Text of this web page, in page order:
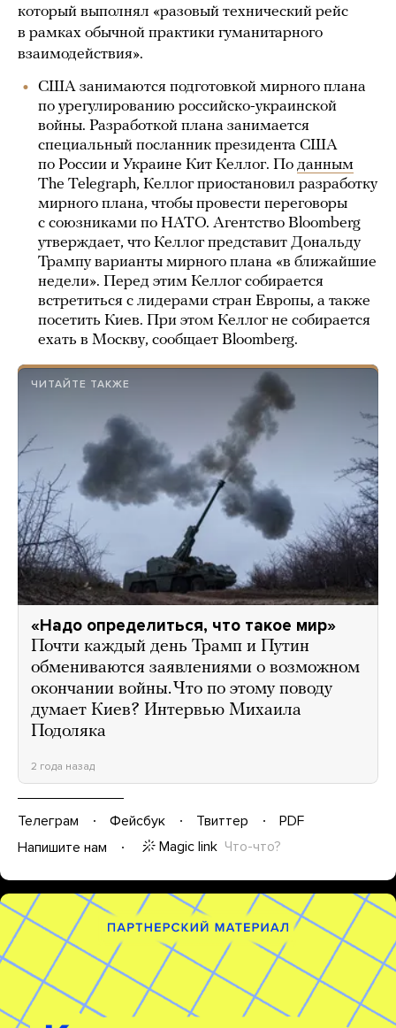
который выполнял «разовый технический рейс
в рамках обычной практики гуманитарного
взаимодействия».
США занимаются подготовкой мирного плана
по урегулированию российско-украинской
войны. Разработкой плана занимается
специальный посланник президента США
по России и Украине Кит Келлог. По данным
The Telegraph, Келлог приостановил разработку
мирного плана, чтобы провести переговоры
с союзниками по НАТО. Агентство Bloomberg
утверждает, что Келлог представит Дональду
Трампу варианты мирного плана «в ближайшие
недели». Перед этим Келлог собирается
встретиться с лидерами стран Европы, а также
посетить Киев. При этом Келлог не собирается
ехать в Москву, сообщает Bloomberg.
ЧИТАЙТЕ ТАКЖЕ
«Надо определиться, что такое мир»
Почти каждый день Трамп и Путин
обмениваются заявлениями о возможном
окончании войны. Что по этому поводу
думает Киев? Интервью Михаила
Подоляка
2 года назад
Телеграм Фейсбук Твиттер
PDF
Напишите нам
Magic link Что-что?